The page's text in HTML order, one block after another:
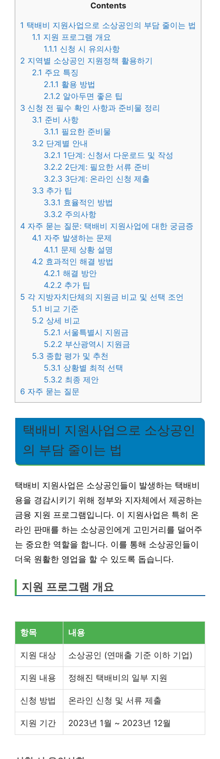
Contents
1 택배비 지원사업으로 소상공인의 부담 줄이는 법
1.1 지원 프로그램 개요
1.1.1 신청 시 유의사항
2 지역별 소상공인 지원정책 활용하기
2.1 주요 특징
2.1.1 활용 방법
2.1.2 알아두면 좋은 팁
3 신청 전 필수 확인 사항과 준비물 정리
3.1 준비 사항
3.1.1 필요한 준비물
3.2 단계별 안내
3.2.1 1단계: 신청서 다운로드 및 작성
3.2.2 2단계: 필요한 서류 준비
3.2.3 3단계: 온라인 신청 제출
3.3 추가 팁
3.3.1 효율적인 방법
3.3.2 주의사항
4 자주 묻는 질문: 택배비 지원사업에 대한 궁금증
4.1 자주 발생하는 문제
4.1.1 문제 상황 설명
4.2 효과적인 해결 방법
4.2.1 해결 방안
4.2.2 추가 팁
5 각 지방자치단체의 지원금 비교 및 선택 조언
5.1 비교 기준
5.2 상세 비교
5.2.1 서울특별시 지원금
5.2.2 부산광역시 지원금
5.3 종합 평가 및 추천
5.3.1 상황별 최적 선택
5.3.2 최종 제안
6 자주 묻는 질문
택배비 지원사업으로 소상공인
의 부담 줄이는 법
택배비 지원사업은 소상공인들이 발생하는 택배비
용을 경감시키기 위해 정부와 지자체에서 제공하는
금융 지원 프로그램입니다. 이 지원사업은 특히 온
라인 판매를 하는 소상공인에게 고민거리를 덜어주
는 중요한 역할을 합니다. 이를 통해 소상공인들이
더욱 원활한 영업을 할 수 있도록 돕습니다.
지원 프로그램 개요
항목 내용
지원 대상 소상공인 (연매출 기준 이하 기업)
지원 내용 정해진 택배비의 일부 지원
신청 방법 온라인 신청 및 서류 제출
지원 기간 2023년 1월 ~ 2023년 12월